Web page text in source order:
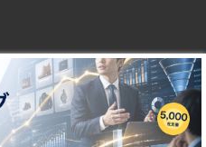
ないチカラ」
rights reserved.